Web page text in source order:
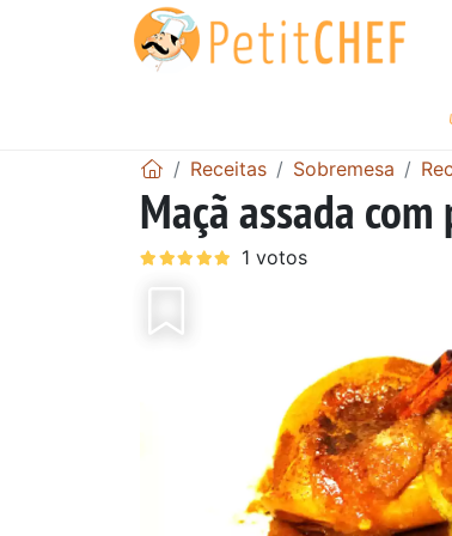
Receitas Sobremesa
Maçã assada